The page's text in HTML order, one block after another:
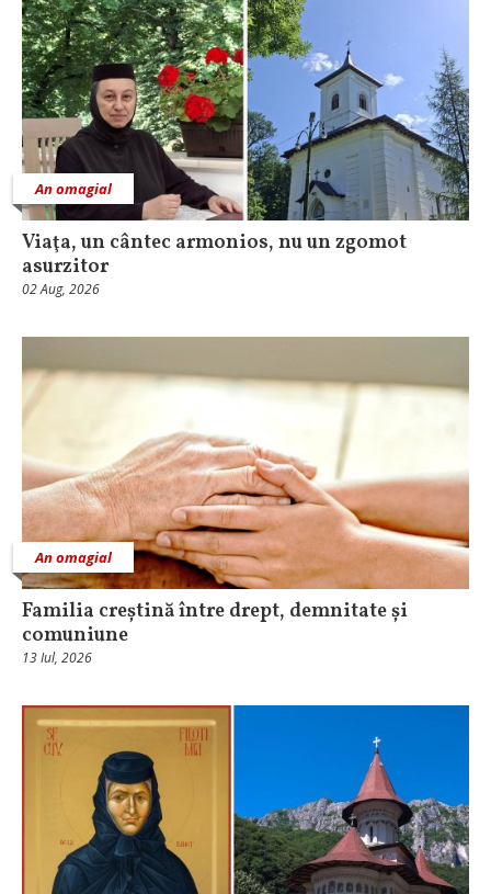
An omagial
Viaţa, un cântec armonios, nu un zgomot
asurzitor
02 Aug, 2026
An omagial
Familia creștină între drept, demnitate și
comuniune
13 Iul, 2026